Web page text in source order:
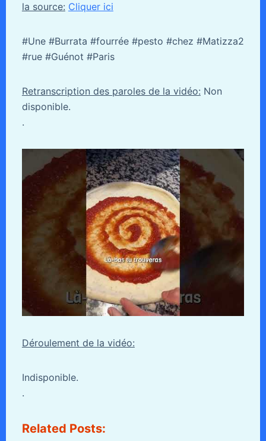
la source: Cliquer ici
#Une #Burrata #fourrée #pesto #chez #Matizza2
#rue #Guénot #Paris
Retranscription des paroles de la vidéo: Non
disponible.
.
Déroulement de la vidéo:
Indisponible.
.
Related Posts: